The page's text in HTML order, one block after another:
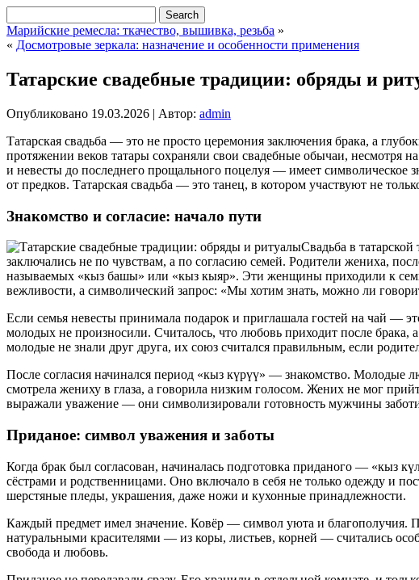
Марийские ремесла: ткачество, вышивка, резьба »
« Досмотровые зеркала: назначение и особенности применения
Татарские свадебные традиции: обряды и
Опубликовано 19.03.2026 | Автор: admin
Татарская свадьба — это не просто церемония заключения брака, а
протяжении веков татары сохраняли свои свадебные обычаи, несмотря
и невесты до последнего прощального поцелуя — имеет символическое
от предков. Татарская свадьба — это танец, в котором участвуют не
Знакомство и согласие: начало пути
Свадьба в
заключались не по чувствам, а по согласию семей. Родители жениха,
называемых «кыз башы» или «кыз кыяр». Эти женщины приходили к
вежливости, а символический запрос: «Мы хотим знать, можно ли
Если семья невесты принимала подарок и приглашала гостей на чай —
молодых не произносили. Считалось, что любовь приходит после
молодые не знали друг друга, их союз считался правильным, если
После согласия начинался период «кыз күрүү» — знакомство. Молодые
смотрела жениху в глаза, а говорила низким голосом. Жених не мог
выражали уважение — они символизировали готовность мужчины
Приданое: символ уважения и заботы
Когда брак был согласован, начиналась подготовка приданого — «кыз
сёстрами и родственницами. Оно включало в себя не только одежду и
шерстяные пледы, украшения, даже ножи и кухонные принадлежности.
Каждый предмет имел значение. Ковёр — символ уюта и благополучия.
натуральными красителями — из коры, листьев, корней — считались
свобода и любовь.